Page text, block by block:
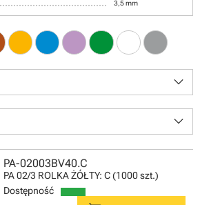
3,5 mm
keyboard_arrow_down
keyboard_arrow_down
PA-02003BV40.C
PA 02/3 ROLKA ŻÓŁTY: C (1000 szt.)
Dostępność